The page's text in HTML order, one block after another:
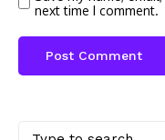
next time I comment.